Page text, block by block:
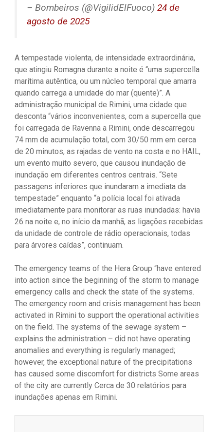
– Bombeiros (@VigilidElFuoco) 24 de
agosto de 2025
A tempestade violenta, de intensidade extraordinária,
que atingiu Romagna durante a noite é “uma supercella
marítima autêntica, ou um núcleo temporal que amarra
quando carrega a umidade do mar (quente)”. A
administração municipal de Rimini, uma cidade que
desconta “vários inconvenientes, com a supercella que
foi carregada de Ravenna a Rimini, onde descarregou
74 mm de acumulação total, com 30/50 mm em cerca
de 20 minutos, as rajadas de vento na costa e no HAIL,
um evento muito severo, que causou inundação de
inundação em diferentes centros centrais. “Sete
passagens inferiores que inundaram a imediata da
tempestade” enquanto “a polícia local foi ativada
imediatamente para monitorar as ruas inundadas: havia
26 na noite e, no início da manhã, as ligações recebidas
da unidade de controle de rádio operacionais, todas
para árvores caídas”, continuam.
The emergency teams of the Hera Group “have entered
into action since the beginning of the storm to manage
emergency calls and check the state of the systems.
The emergency room and crisis management has been
activated in Rimini to support the operational activities
on the field. The systems of the sewage system –
explains the administration – did not have operating
anomalies and everything is regularly managed;
however, the exceptional nature of the precipitations
has caused some discomfort for districts Some areas
of the city are currently Cerca de 30 relatórios para
inundações apenas em Rimini.